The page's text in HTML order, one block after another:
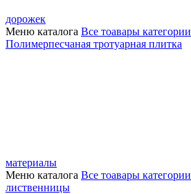
дорожек
Меню каталога Все тоавары категории
Полимерпесчаная тротуарная плитка
материалы
Меню каталога Все тоавары категории
лиственницы